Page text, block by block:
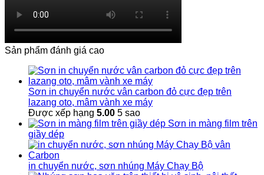
Sản phẩm đánh giá cao
Sơn in chuyển nước vân carbon đỏ cực đẹp trên
lazang oto, mâm vành xe máy
Được xếp hạng 5.00 5 sao
Sơn in màng film trên
giầy dép
in chuyển nước, sơn nhúng Máy Chạy Bộ